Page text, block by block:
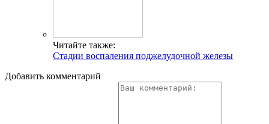
Читайте также:
Стадии воспаления поджелудочной железы
Добавить комментарий